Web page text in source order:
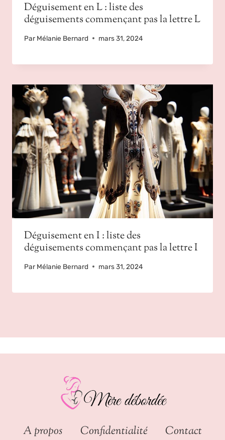
Déguisement en L : liste des
déguisements commençant pas la lettre L
Par Mélanie Bernard mars 31, 2024
Déguisement en I : liste des
déguisements commençant pas la lettre I
Par Mélanie Bernard mars 31, 2024
A propos Confidentialité Contact